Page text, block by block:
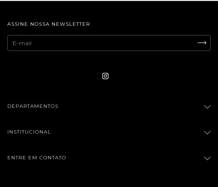
ASSINE NOSSA NEWSLETTER
DEPARTAMENTOS
INSTITUCIONAL
ENTRE EM CONTATO